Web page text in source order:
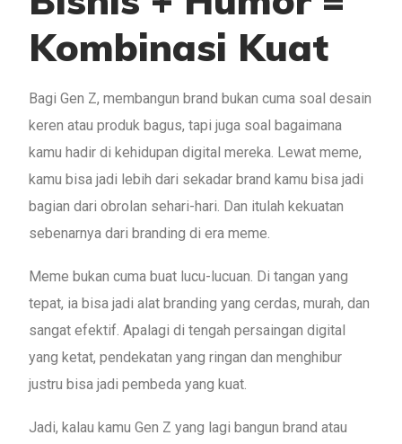
Kombinasi Kuat
Bagi Gen Z, membangun brand bukan cuma soal desain
keren atau produk bagus, tapi juga soal bagaimana
kamu hadir di kehidupan digital mereka. Lewat meme,
kamu bisa jadi lebih dari sekadar brand kamu bisa jadi
bagian dari obrolan sehari-hari. Dan itulah kekuatan
sebenarnya dari branding di era meme.
Meme bukan cuma buat lucu-lucuan. Di tangan yang
tepat, ia bisa jadi alat branding yang cerdas, murah, dan
sangat efektif. Apalagi di tengah persaingan digital
yang ketat, pendekatan yang ringan dan menghibur
justru bisa jadi pembeda yang kuat.
Jadi, kalau kamu Gen Z yang lagi bangun brand atau